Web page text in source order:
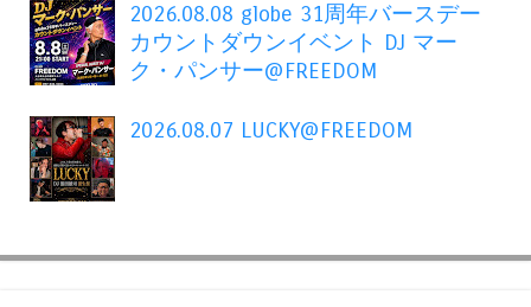
2026.08.08 globe 31周年バースデー
カウントダウンイベント DJ マー
ク・パンサー@FREEDOM
2026.08.07 LUCKY@FREEDOM